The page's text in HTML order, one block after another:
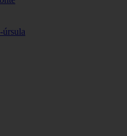
úrsula